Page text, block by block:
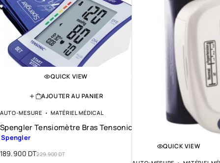
QUICK VIEW
AJOUTER AU PANIER
AUTO-MESURE MATÉRIEL MÉDICAL
Spengler Tensiomètre Bras Tensonic
Spengler
229.900DT
189.900 DT
QUICK VIEW